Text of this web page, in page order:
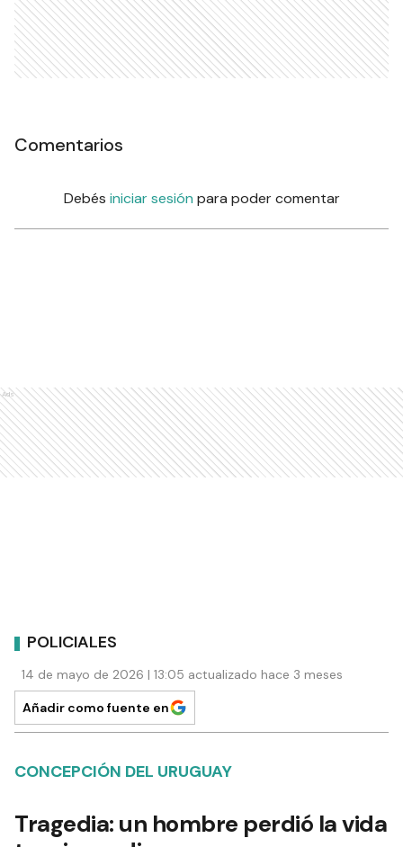
Comentarios
Debés iniciar sesión para poder comentar
Ads
POLICIALES
14 de mayo de 2026 | 13:05 actualizado hace 3 meses
Añadir como fuente en
CONCEPCIÓN DEL URUGUAY
Tragedia: un hombre perdió la vida